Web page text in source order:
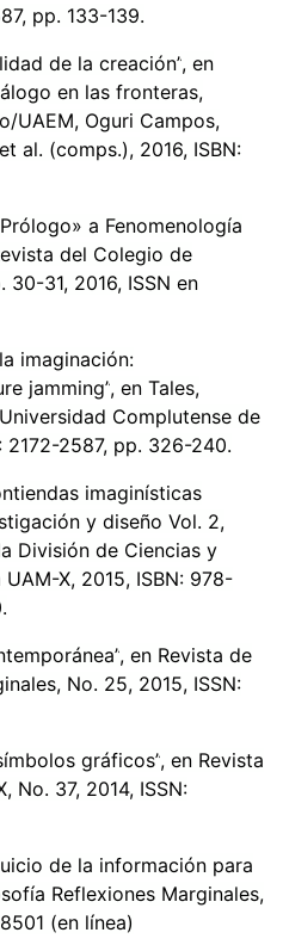
pp. 133-139.
de la creación”, en
en las fronteras,
UAEM, Oguri Campos,
al. (comps.), 2016, ISBN:
Prólogo» a Fenomenología
del Colegio de
30-31, 2016, ISSN en
imaginación:
jamming”, en Tales,
Complutense de
2172-2587, pp. 326-240.
imaginísticas
y diseño Vol. 2,
División de Ciencias y
X, 2015, ISBN: 978-
ánea”, en Revista de
No. 25, 2015, ISSN:
ímbolos gráficos”, en Revista
No. 37, 2014, ISSN:
de la información para
ía Reflexiones Marginales,
(en línea)